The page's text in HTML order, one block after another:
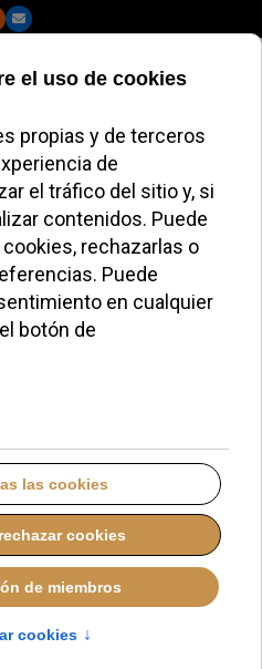
la raíz
Estados